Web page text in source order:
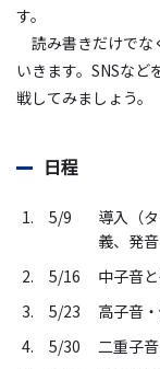
す。
読み書きだけでな
いきます。SNSな
戦してみましょう。
日程
1. 5/9
導入（
義、発
2. 5/16
中子音
3. 5/23
高子音
4. 5/30
二重子